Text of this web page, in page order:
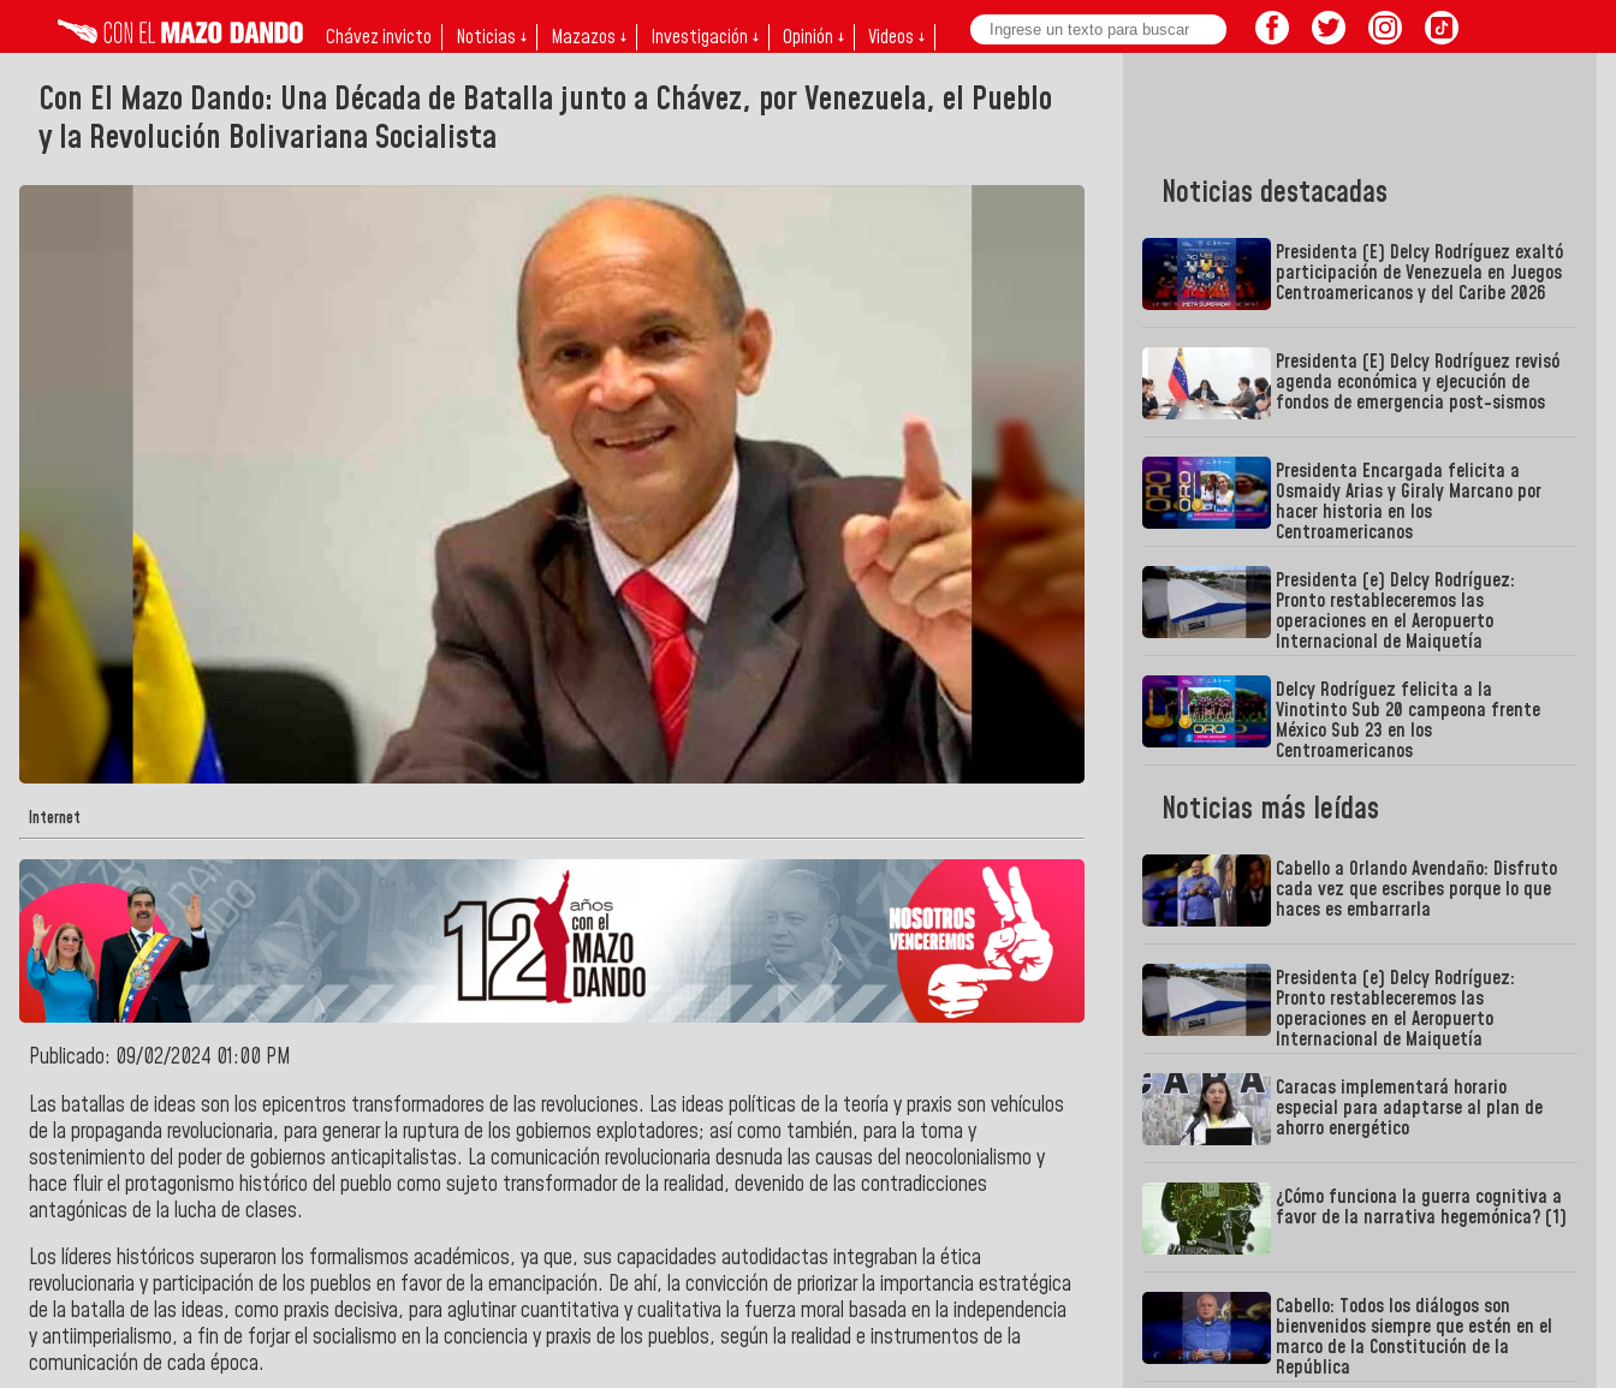
Chávez invicto Noticias ↓ Mazazos ↓ Investigación ↓ Opinión ↓ Videos ↓
Con El Mazo Dando: Una Década de Batalla junto a Chávez, por Venezuela, el Pueblo
y la Revolución Bolivariana Socialista
Internet
Publicado: 09/02/2024 01:00 PM
Las batallas de ideas son los epicentros transformadores de las revoluciones. Las ideas políticas de la teoría y praxis son vehículos
de la propaganda revolucionaria, para generar la ruptura de los gobiernos explotadores; así como también, para la toma y
sostenimiento del poder de gobiernos anticapitalistas. La comunicación revolucionaria desnuda las causas del neocolonialismo y
hace fluir el protagonismo histórico del pueblo como sujeto transformador de la realidad, devenido de las contradicciones
antagónicas de la lucha de clases.
Los líderes históricos superaron los formalismos académicos, ya que, sus capacidades autodidactas integraban la ética
revolucionaria y participación de los pueblos en favor de la emancipación. De ahí, la convicción de priorizar la importancia estratégica
de la batalla de las ideas, como praxis decisiva, para aglutinar cuantitativa y cualitativa la fuerza moral basada en la independencia
y antiimperialismo, a fin de forjar el socialismo en la conciencia y praxis de los pueblos, según la realidad e instrumentos de la
comunicación de cada época.
Noticias destacadas
Presidenta (E) Delcy Rodríguez exaltó
participación de Venezuela en Juegos
Centroamericanos y del Caribe 2026
Presidenta (E) Delcy Rodríguez revisó
agenda económica y ejecución de
fondos de emergencia post-sismos
Presidenta Encargada felicita a
Osmaidy Arias y Giraly Marcano por
hacer historia en los
Centroamericanos
Presidenta (e) Delcy Rodríguez:
Pronto restableceremos las
operaciones en el Aeropuerto
Internacional de Maiquetía
Delcy Rodríguez felicita a la
Vinotinto Sub 20 campeona frente
México Sub 23 en los
Centroamericanos
Noticias más leídas
Cabello a Orlando Avendaño: Disfruto
cada vez que escribes porque lo que
haces es embarrarla
Presidenta (e) Delcy Rodríguez:
Pronto restableceremos las
operaciones en el Aeropuerto
Internacional de Maiquetía
Caracas implementará horario
especial para adaptarse al plan de
ahorro energético
¿Cómo funciona la guerra cognitiva a
favor de la narrativa hegemónica? (1)
Cabello: Todos los diálogos son
bienvenidos siempre que estén en el
marco de la Constitución de la
República